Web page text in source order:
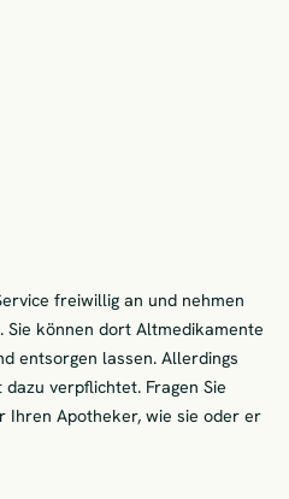
freiwillig an und nehmen
Sie können dort Altmedikamente
entsorgen lassen. Allerdings
verpflichtet. Fragen Sie
Ihren Apotheker, wie sie oder er